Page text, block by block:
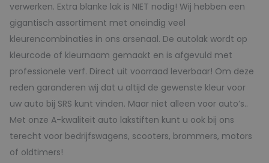
verwerken. Extra blanke lak is NIET nodig! Wij hebben een
gigantisch assortiment met oneindig veel
kleurencombinaties in ons arsenaal. De autolak wordt op
kleurcode of kleurnaam gemaakt en is afgevuld met
professionele verf. Direct uit voorraad leverbaar! Om deze
reden garanderen wij dat u altijd de gewenste kleur voor
uw auto bij SRS kunt vinden. Maar niet alleen voor auto’s..
Met onze A-kwaliteit auto lakstiften kunt u ook bij ons
terecht voor bedrijfswagens, scooters, brommers, motors
of oldtimers!